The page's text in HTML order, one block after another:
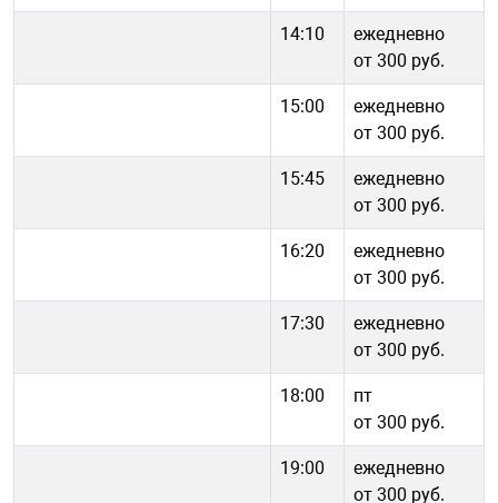
14:10
ежедневно
от 300 руб.
15:00
ежедневно
от 300 руб.
15:45
ежедневно
от 300 руб.
16:20
ежедневно
от 300 руб.
17:30
ежедневно
от 300 руб.
18:00
пт
от 300 руб.
19:00
ежедневно
от 300 руб.